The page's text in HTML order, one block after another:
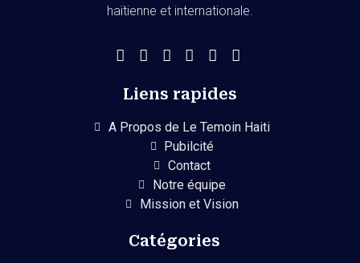
haïtienne et internationale.
Liens rapides
A Propos de Le Temoin Haiti
Pubilcité
Contact
Notre équipe
Mission et Vision
Catégories